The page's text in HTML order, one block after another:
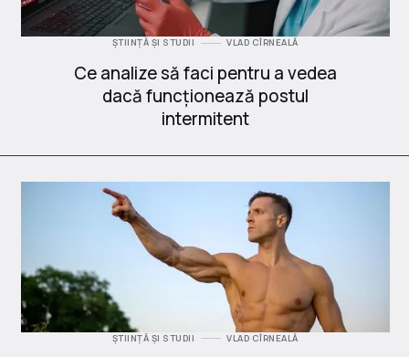
ȘTIINȚĂ ȘI STUDII VLAD CÎRNEALĂ
Ce analize să faci pentru a vedea
dacă funcționează postul
intermitent
ȘTIINȚĂ ȘI STUDII VLAD CÎRNEALĂ